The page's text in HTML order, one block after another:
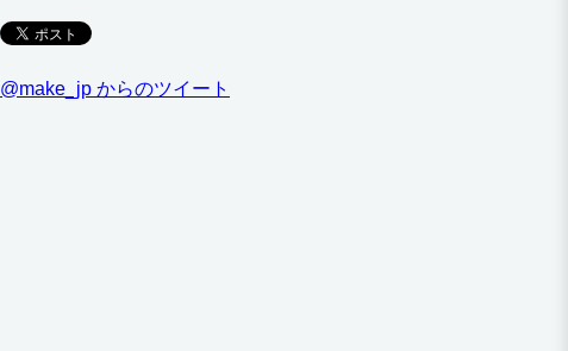
@make_jp からのツイート